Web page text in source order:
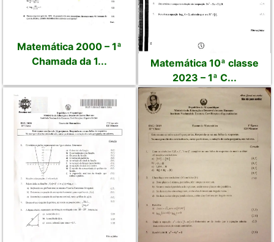
Matemática 2000 – 1ª
Chamada da 1...
Matemática 10ª classe
2023 – 1ª C...